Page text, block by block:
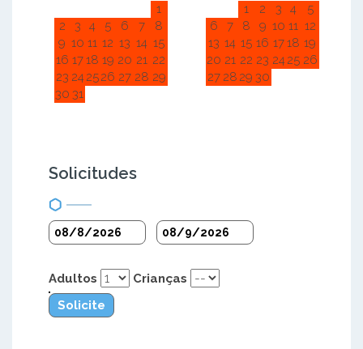
1
2
3 4 5 6 7
8
9 10 11 12 13 14 15
16 1718 19 20 21 22
23 242526 27 28 29
30 31
1
2 3 4
5
6
7 8 9 10 11 12
13 14 15 16 1718 19
20 21 22 23 2425 26
27 28 29 30
Solicitudes
Adultos
Crianças
Solicite